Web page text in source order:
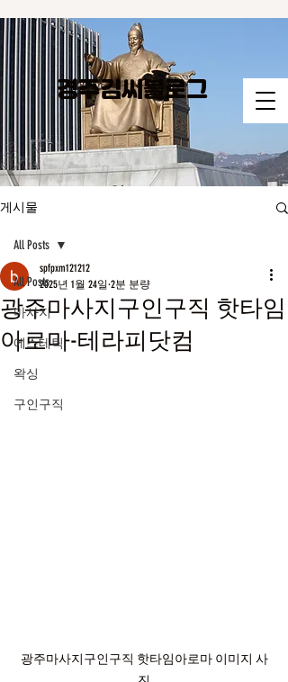
경주김씨​블로그
게시물
All Posts
마사지
에스테틱
왁싱
구인구직
All Posts
광주마사지구인구직 핫타임
아로마-테라피닷컴
spfpxm121212
2025년 1월 24일 2분 분량
광주마사지구인구직 핫타임아로마 이미지 사